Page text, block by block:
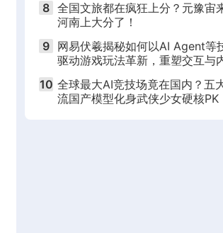
8 全国文旅都在疯狂上分？元豫宙
河南上大分了！
9 网易伏羲揭秘如何以AI Agent等
驱动游戏玩法革新，重塑交互与
10 全球最大AI竞技场竟在国内？五
流国产模型化身武侠少女硬核PK